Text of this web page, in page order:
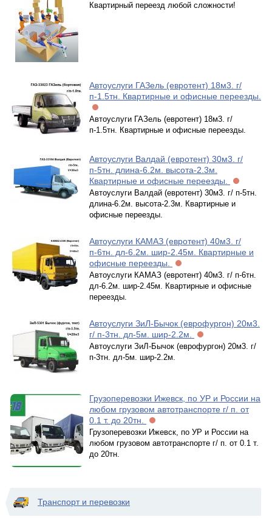
Квартирный переезд любой сложности!
Автоуслуги ГАЗель (евротент) 18м3. г/
п-1.5тн. Квартирные и офисные переезды.
Автоуслуги ГАЗель (евротент) 18м3. г/
п-1.5тн. Квартирные и офисные переезды.
Автоуслуги Валдай (евротент) 30м3. г/
п-5тн. длина-6.2м. высота-2.3м.
Квартирные и офисные переезды.
Автоуслуги Валдай (евротент) 30м3. г/ п-5тн.
длина-6.2м. высота-2.3м. Квартирные и
офисные переезды.
Автоуслуги КАМАЗ (евротент) 40м3. г/
п-6тн. дл-6.2м. шир-2.45м. Квартирные и
офисные переезды.
Автоуслуги КАМАЗ (евротент) 40м3. г/ п-6тн.
дл-6.2м. шир-2.45м. Квартирные и офисные
переезды.
Автоуслуги ЗиЛ-Бычок (еврофургон) 20м3.
г/ п-3тн. дл-5м. шир-2.2м.
Автоуслуги ЗиЛ-Бычок (еврофургон) 20м3. г/
п-3тн. дл-5м. шир-2.2м.
Грузоперевозки Ижевск, по УР и России на
любом грузовом автотранспорте г/ п. от
0.1 т. до 20тн.
Грузоперевозки Ижевск, по УР и России на
любом грузовом автотранспорте г/ п. от 0.1 т.
до 20тн.
Транспорт и перевозки